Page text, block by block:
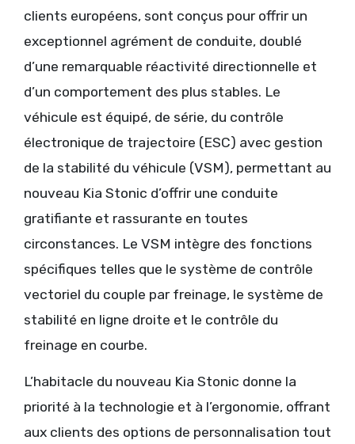
clients européens, sont conçus pour offrir un
exceptionnel agrément de conduite, doublé
d’une remarquable réactivité directionnelle et
d’un comportement des plus stables. Le
véhicule est équipé, de série, du contrôle
électronique de trajectoire (ESC) avec gestion
de la stabilité du véhicule (VSM), permettant au
nouveau Kia Stonic d’offrir une conduite
gratifiante et rassurante en toutes
circonstances. Le VSM intègre des fonctions
spécifiques telles que le système de contrôle
vectoriel du couple par freinage, le système de
stabilité en ligne droite et le contrôle du
freinage en courbe.
L’habitacle du nouveau Kia Stonic donne la
priorité à la technologie et à l’ergonomie, offrant
aux clients des options de personnalisation tout